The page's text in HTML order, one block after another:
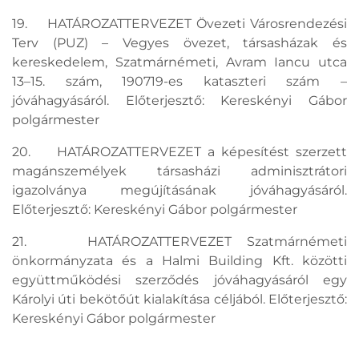
19. HATÁROZATTERVEZET Övezeti Városrendezési
Terv (PUZ) – Vegyes övezet, társasházak és
kereskedelem, Szatmárnémeti, Avram Iancu utca
13–15. szám, 190719-es kataszteri szám –
jóváhagyásáról. Előterjesztő: Kereskényi Gábor
polgármester
20. HATÁROZATTERVEZET a képesítést szerzett
magánszemélyek társasházi adminisztrátori
igazolványa megújításának jóváhagyásáról.
Előterjesztő: Kereskényi Gábor polgármester
21. HATÁROZATTERVEZET Szatmárnémeti
önkormányzata és a Halmi Building Kft. közötti
együttműködési szerződés jóváhagyásáról egy
Károlyi úti bekötőút kialakítása céljából. Előterjesztő:
Kereskényi Gábor polgármester